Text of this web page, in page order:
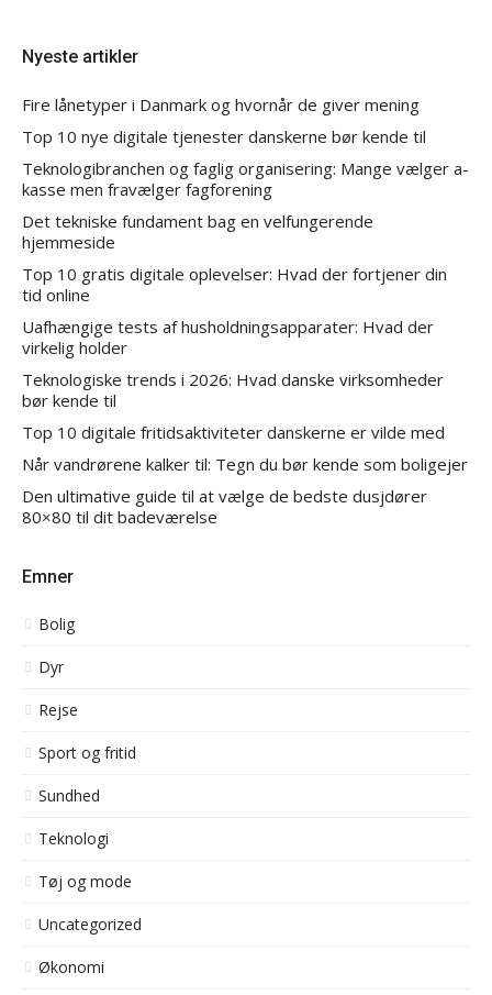
Nyeste artikler
Fire lånetyper i Danmark og hvornår de giver mening
Top 10 nye digitale tjenester danskerne bør kende til
Teknologibranchen og faglig organisering: Mange vælger a-
kasse men fravælger fagforening
Det tekniske fundament bag en velfungerende
hjemmeside
Top 10 gratis digitale oplevelser: Hvad der fortjener din
tid online
Uafhængige tests af husholdningsapparater: Hvad der
virkelig holder
Teknologiske trends i 2026: Hvad danske virksomheder
bør kende til
Top 10 digitale fritidsaktiviteter danskerne er vilde med
Når vandrørene kalker til: Tegn du bør kende som boligejer
Den ultimative guide til at vælge de bedste dusjdører
80×80 til dit badeværelse
Emner
Bolig
Dyr
Rejse
Sport og fritid
Sundhed
Teknologi
Tøj og mode
Uncategorized
Økonomi